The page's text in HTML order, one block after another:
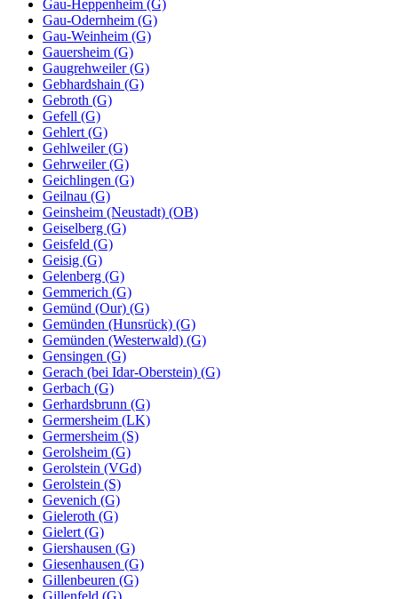
Gau-Heppenheim (G)
Gau-Odernheim (G)
Gau-Weinheim (G)
Gauersheim (G)
Gaugrehweiler (G)
Gebhardshain (G)
Gebroth (G)
Gefell (G)
Gehlert (G)
Gehlweiler (G)
Gehrweiler (G)
Geichlingen (G)
Geilnau (G)
Geinsheim (Neustadt) (OB)
Geiselberg (G)
Geisfeld (G)
Geisig (G)
Gelenberg (G)
Gemmerich (G)
Gemünd (Our) (G)
Gemünden (Hunsrück) (G)
Gemünden (Westerwald) (G)
Gensingen (G)
Gerach (bei Idar-Oberstein) (G)
Gerbach (G)
Gerhardsbrunn (G)
Germersheim (LK)
Germersheim (S)
Gerolsheim (G)
Gerolstein (VGd)
Gerolstein (S)
Gevenich (G)
Gieleroth (G)
Gielert (G)
Giershausen (G)
Giesenhausen (G)
Gillenbeuren (G)
Gillenfeld (G)